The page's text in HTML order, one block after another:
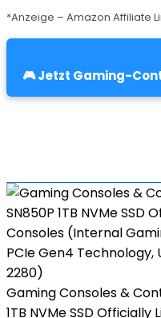
*Anzeige – Amazon Affiliate
🎮 Jetzt Gaming-
Gaming Consoles &
1TB NVMe SSD